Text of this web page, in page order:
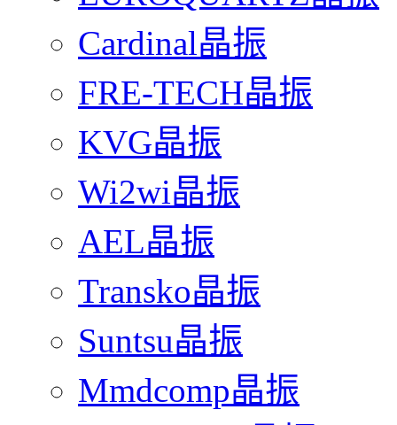
Cardinal晶振
FRE-TECH晶振
KVG晶振
Wi2wi晶振
AEL晶振
Transko晶振
Suntsu晶振
Mmdcomp晶振